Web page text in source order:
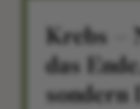
Krebs –
das Ende,
sondern